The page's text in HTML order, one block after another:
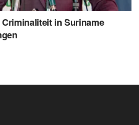
in Suriname